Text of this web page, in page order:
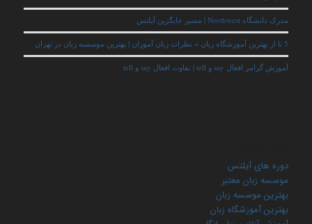
مدرک دانشگاه Northwest | مسیر جایگزین آیلتس
5 تا از بهترین آموزشگاه زبان + نظرات زبان آموزان | بهترین موسسه زبان در تهران
آموزش گرامر افعال say و tell | تفاوت افعال say و tell
دوره های آیلتس
موسسه زبان معتبر
بهترین موسسه زبان
بهترین آموزشگاه زبان